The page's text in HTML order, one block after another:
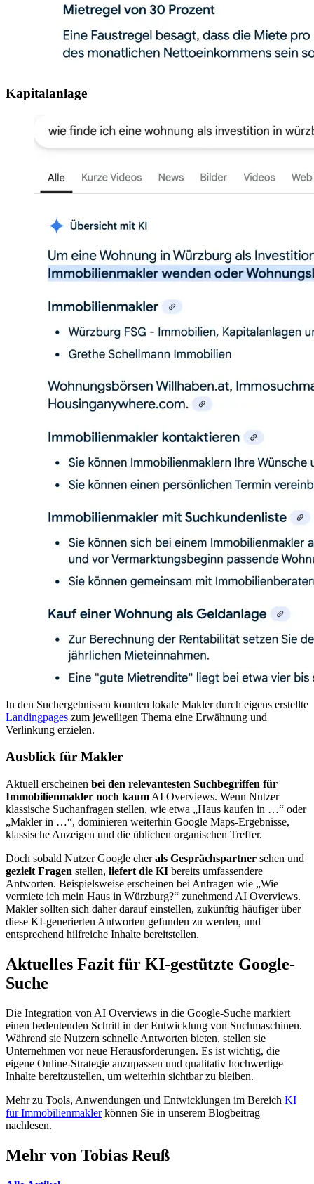
Kapitalanlage
In den Suchergebnissen konnten lokale Makler durch eigens erstellte
Landingpages zum jeweiligen Thema eine Erwähnung und
Verlinkung erzielen.
Ausblick für Makler
Aktuell erscheinen bei den relevantesten Suchbegriffen für
Immobilienmakler noch kaum AI Overviews. Wenn Nutzer
klassische Suchanfragen stellen, wie etwa „Haus kaufen in …“ oder
„Makler in …“, dominieren weiterhin Google Maps-Ergebnisse,
klassische Anzeigen und die üblichen organischen Treffer.
Doch sobald Nutzer Google eherals Gesprächspartner sehen und
gezielt Fragen stellen, liefert die KI bereits umfassendere
Antworten. Beispielsweise erscheinen bei Anfragen wie „Wie
vermiete ich mein Haus in Würzburg?“ zunehmend AI Overviews.
Makler sollten sich daher darauf einstellen, zukünftig häufiger über
diese KI-generierten Antworten gefunden zu werden, und
entsprechend hilfreiche Inhalte bereitstellen.
Aktuelles Fazit für KI-gestützte Google-
Suche
Die Integration von AI Overviews in die Google-Suche markiert
einen bedeutenden Schritt in der Entwicklung von Suchmaschinen.
Während sie Nutzern schnelle Antworten bieten, stellen sie
Unternehmen vor neue Herausforderungen. Es ist wichtig, die
eigene Online-Strategie anzupassen und qualitativ hochwertige
Inhalte bereitzustellen, um weiterhin sichtbar zu bleiben.
Mehr zu Tools, Anwendungen und Entwicklungen im Bereich KI
für Immobilienmaklerkönnen Sie in unserem Blogbeitrag
nachlesen.
Mehr von Tobias Reuß